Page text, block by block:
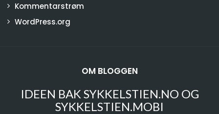
Kommentarstrøm
WordPress.org
OM BLOGGEN
IDEEN BAK SYKKELSTIEN.NO OG
SYKKELSTIEN.MOBI